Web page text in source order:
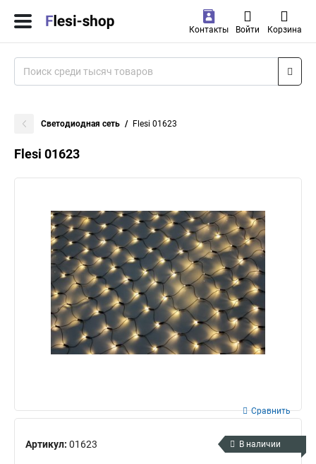
Контакты Войти Корзина
Светодиодная сеть Flesi 01623
Flesi 01623
Артикул: 01623
Сравнить
В наличии